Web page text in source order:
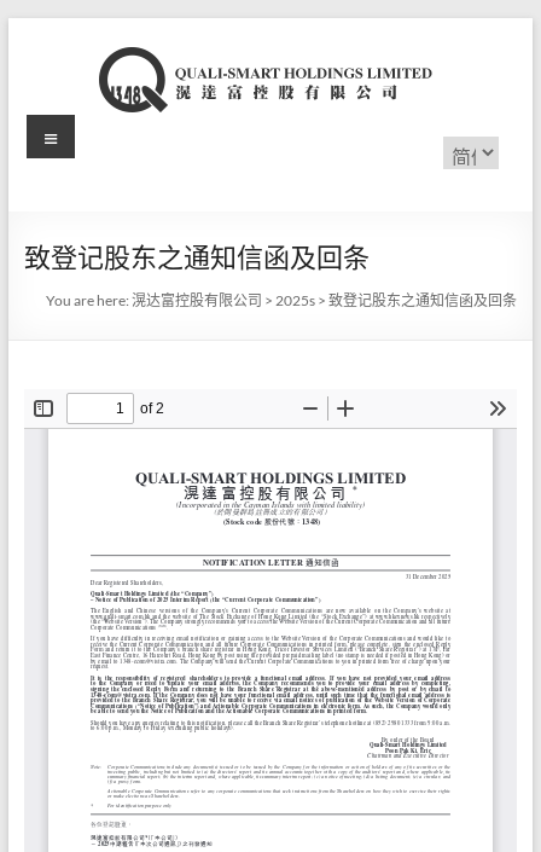
滉
富
控
限
选
择
Menu
致登记股东之通知信函及回条
You are here:滉达富控股有限公司 >2025s >致登记股东之通知信函及回条